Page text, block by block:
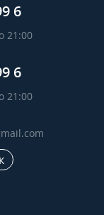
6
21:00
6
21:00